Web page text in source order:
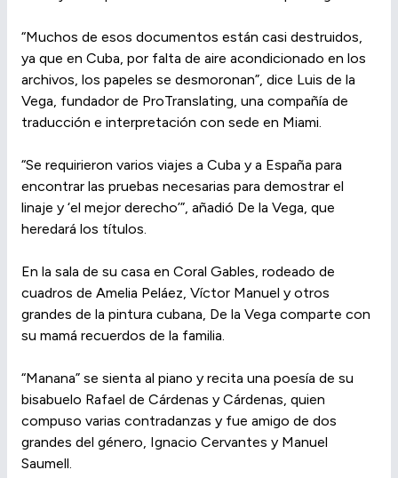
“Muchos de esos documentos están casi destruidos,
ya que en Cuba, por falta de aire acondicionado en los
archivos, los papeles se desmoronan”, dice Luis de la
Vega, fundador de ProTranslating, una compañía de
traducción e interpretación con sede en Miami.
“Se requirieron varios viajes a Cuba y a España para
encontrar las pruebas necesarias para demostrar el
linaje y ‘el mejor derecho’”, añadió De la Vega, que
heredará los títulos.
En la sala de su casa en Coral Gables, rodeado de
cuadros de Amelia Peláez, Víctor Manuel y otros
grandes de la pintura cubana, De la Vega comparte con
su mamá recuerdos de la familia.
“Manana” se sienta al piano y recita una poesía de su
bisabuelo Rafael de Cárdenas y Cárdenas, quien
compuso varias contradanzas y fue amigo de dos
grandes del género, Ignacio Cervantes y Manuel
Saumell.